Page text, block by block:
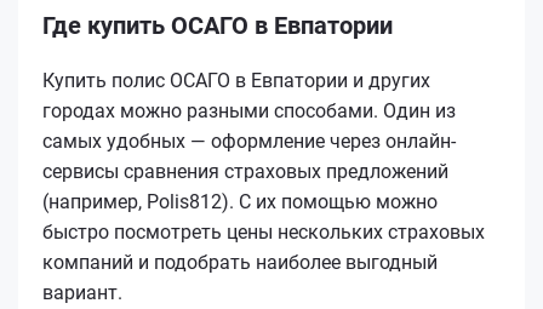
Где купить ОСАГО в Евпатории
Купить полис ОСАГО в Евпатории и других
городах можно разными способами. Один из
самых удобных — оформление через онлайн-
сервисы сравнения страховых предложений
(например, Polis812). С их помощью можно
быстро посмотреть цены нескольких страховых
компаний и подобрать наиболее выгодный
вариант.